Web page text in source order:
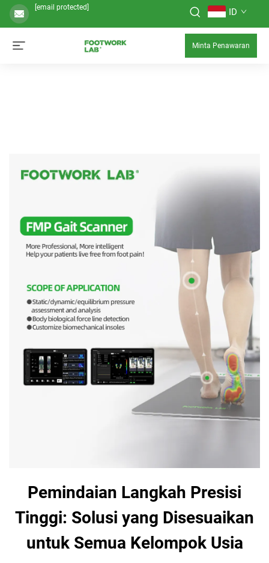
[email protected] ID
Minta Penawaran
Pemindaian Langkah Presisi
Tinggi: Solusi yang Disesuaikan
untuk Semua Kelompok Usia